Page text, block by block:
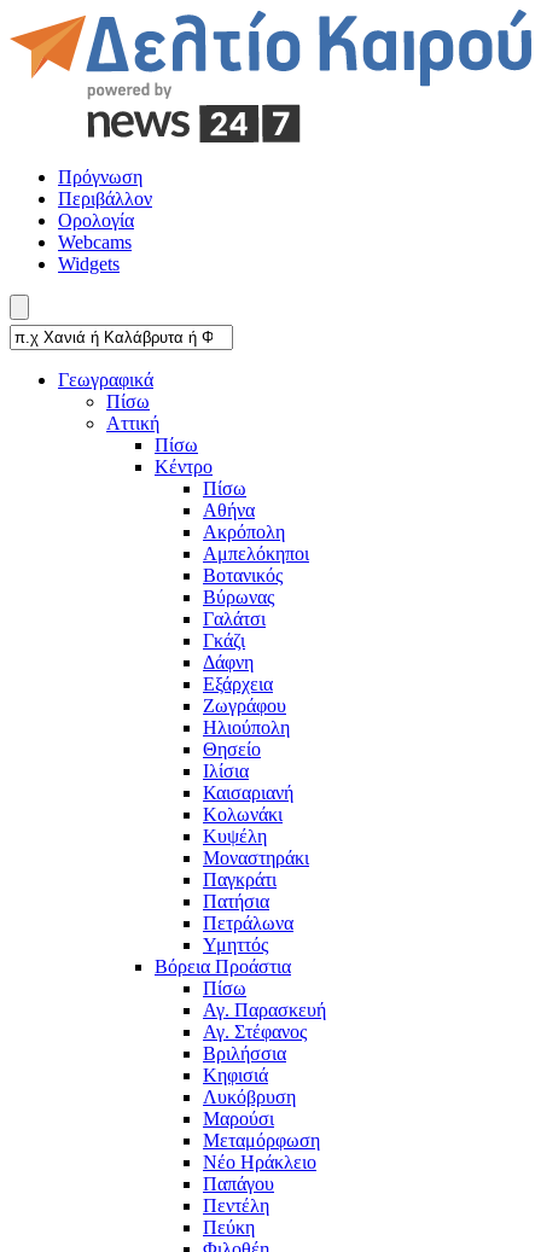
Πρόγνωση
Περιβάλλον
Ορολογία
Webcams
Widgets
Γεωγραφικά
Πίσω
Αττική
Πίσω
Κέντρο
Πίσω
Αθήνα
Ακρόπολη
Αμπελόκηποι
Βοτανικός
Βύρωνας
Γαλάτσι
Γκάζι
Δάφνη
Εξάρχεια
Ζωγράφου
Ηλιούπολη
Θησείο
Ιλίσια
Καισαριανή
Κολωνάκι
Κυψέλη
Μοναστηράκι
Παγκράτι
Πατήσια
Πετράλωνα
Υμηττός
Βόρεια Προάστια
Πίσω
Αγ. Παρασκευή
Αγ. Στέφανος
Βριλήσσια
Κηφισιά
Λυκόβρυση
Μαρούσι
Μεταμόρφωση
Νέο Ηράκλειο
Παπάγου
Πεντέλη
Πεύκη